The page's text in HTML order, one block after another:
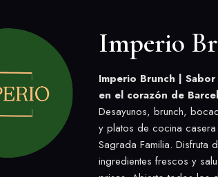
Imperio
Imperio Brunch |
en el corazón de
Desayunos, brunch,
y platos de cocina casera
Sagrada Familia. Disfruta
ingredientes frescos y